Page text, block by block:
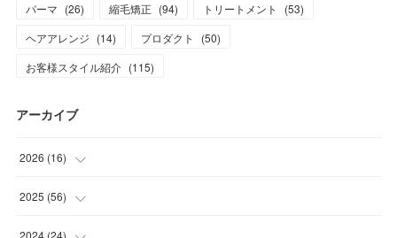
パーマ (26) 縮毛矯正 (94) トリートメント (53)
ヘアアレンジ (14) プロダクト (50)
お客様スタイル紹介 (115)
アーカイブ
2026 (16)
(1
(1
2025 (56)
(5